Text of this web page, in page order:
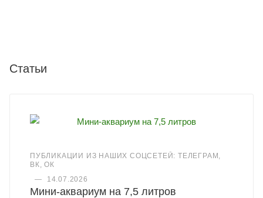
Статьи
ПУБЛИКАЦИИ ИЗ НАШИХ СОЦСЕТЕЙ: ТЕЛЕГРАМ,
ВК, ОК
—
14.07.2026
Мини-аквариум на 7,5 литров